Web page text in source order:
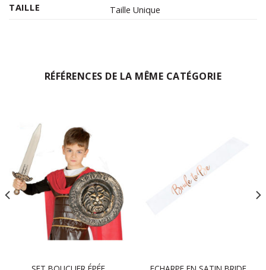
TAILLE
Taille Unique
RÉFÉRENCES DE LA MÊME CATÉGORIE